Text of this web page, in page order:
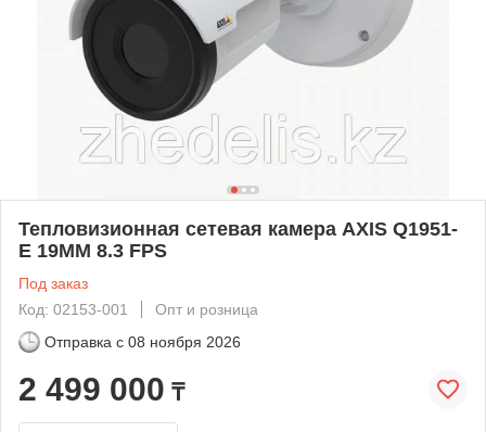
Тепловизионная сетевая камера AXIS Q1951-
E 19MM 8.3 FPS
Под заказ
Код: 02153-001
Опт и розница
Отправка с 08 ноября 2026
2 499 000 ₸